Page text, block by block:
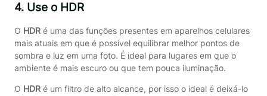
4. Use o HDR
O HDR é uma das funções presentes em aparelhos celulares
mais atuais em que é possível equilibrar melhor pontos de
sombra e luz em uma foto. É ideal para lugares em que o
ambiente é mais escuro ou que tem pouca iluminação.
O HDR é um filtro de alto alcance, por isso o ideal é deixá-lo